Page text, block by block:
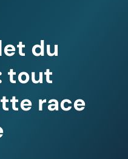
du
tout
race